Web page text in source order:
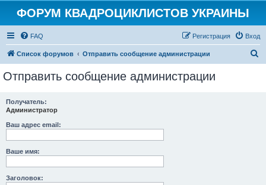
ФОРУМ КВАДРОЦИКЛИСТОВ УКРАИНЫ
FAQ Вход
Регистрация
Список форумов Отправить сообщение администрации
Отправить сообщение администрации
Получатель:
Администратор
Ваш адрес email:
Ваше имя:
Заголовок: